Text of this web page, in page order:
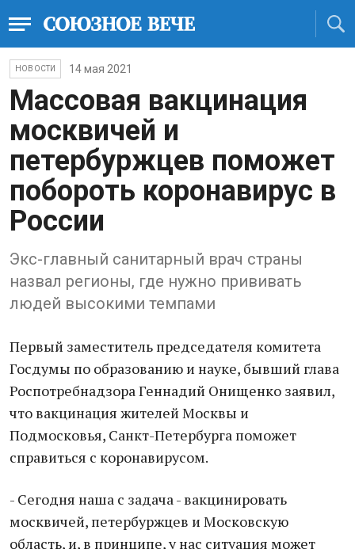
НОВОСТИ 14 мая 2021
Массовая вакцинация
москвичей и
петербуржцев поможет
побороть коронавирус в
России
Экс-главный санитарный врач страны
назвал регионы, где нужно прививать
людей высокими темпами
Первый заместитель председателя комитета
Госдумы по образованию и науке, бывший глава
Роспотребнадзора Геннадий Онищенко заявил,
что вакцинация жителей Москвы и
Подмосковья, Санкт-Петербурга поможет
справиться с коронавирусом.
- Сегодня наша с задача - вакцинировать
москвичей, петербуржцев и Московскую
область, и, в принципе, у нас ситуация может